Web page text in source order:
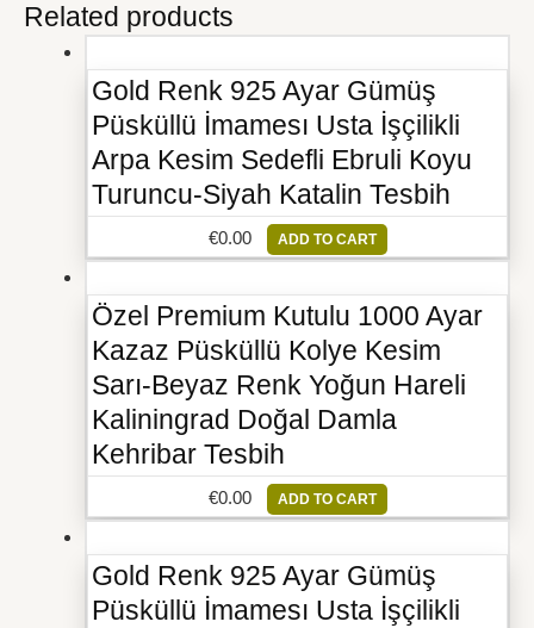
Related products
Gold Renk 925 Ayar Gümüş
Püsküllü İmamesı Usta İşçilikli
Arpa Kesim Sedefli Ebruli Koyu
Turuncu-Siyah Katalin Tesbih
€0.00 ADD TO CART
Özel Premium Kutulu 1000 Ayar
Kazaz Püsküllü Kolye Kesim
Sarı-Beyaz Renk Yoğun Hareli
Kaliningrad Doğal Damla
Kehribar Tesbih
€0.00 ADD TO CART
Gold Renk 925 Ayar Gümüş
Püsküllü İmamesı Usta İşçilikli